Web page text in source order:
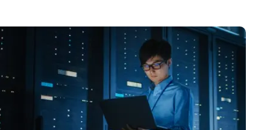
e un
di
con
on-
Altri prodotti per
la sicurezza
Antivirus
Rilevamento degli
endpoint e risposta
Accesso e controllo
Wi-Fi Foxpass
sanitaria
e
Descargar
Cliente attuale
Utente di prova
Nuovo utente
App di assistenza SOS
Streamer
Lingua
English
Deutsch
Français
Italiano